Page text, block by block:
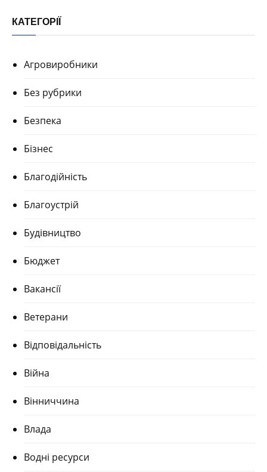
КАТЕГОРІЇ
Агровиробники
Без рубрики
Безпека
Бізнес
Благодійність
Благоустрій
Будівництво
Бюджет
Вакансії
Ветерани
Відповідальність
Війна
Вінниччина
Влада
Водні ресурси